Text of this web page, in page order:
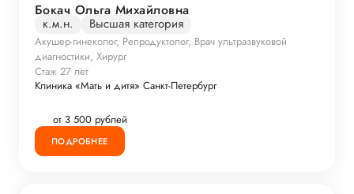
Бокач Ольга Михайловна
к.м.н. Высшая категория
Акушер-гинеколог, Репродуктолог, Врач ультразвуковой
диагностики, Хирург
Стаж 27 лет
Клиника «Мать и дитя» Санкт-Петербург
от 3 500 рублей
ПОДРОБНЕЕ